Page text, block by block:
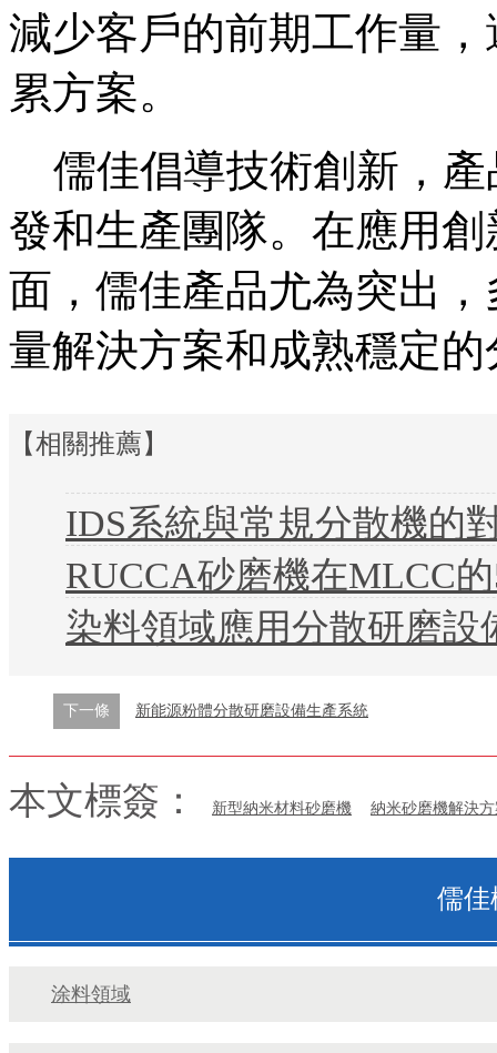
減少客戶的前期工作量
累方案。
儒佳倡導技術創新，產
發和生產團隊。在應用
面，儒佳產品尤為突出
量解決方案和成熟穩定
【相關推薦】
IDS系統與常規分散機的
RUCCA砂磨機在MLCC
染料領域應用分散研磨設
下一條 新能源粉體分散研磨設備生產系統
本文標簽： 新型納米材料砂磨機 納米砂磨機解決
儒佳
涂料領域